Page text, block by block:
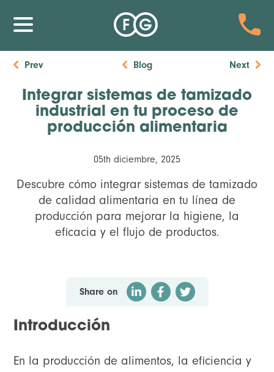
Prev Blog Next
Integrar sistemas de tamizado
industrial en tu proceso de
producción alimentaria
05th diciembre, 2025
Descubre cómo integrar sistemas de tamizado
de calidad alimentaria en tu línea de
producción para mejorar la higiene, la
eficacia y el flujo de productos.
Share on
Introducción
En la producción de alimentos, la eficiencia y